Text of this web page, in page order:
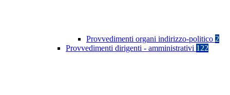
Provvedimenti organi indirizzo-politico 2
Provvedimenti dirigenti - amministrativi 122